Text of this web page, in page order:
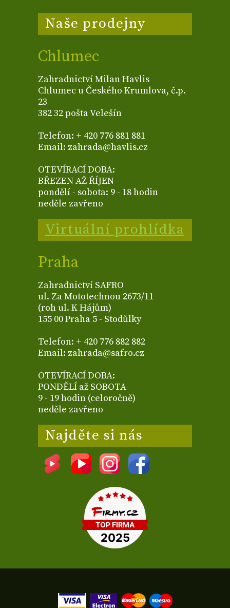
Naše prodejny
Chlumec
Zahradnictví Milan Havlis
Chlumec u Českého Krumlova, č.p.
23
382 32 pošta Velešín
Telefon: + 420 776 881 881
Email: zahrada@havlis.cz
OTEVÍRACÍ DOBA:
BŘEZEN AŽ ŘÍJEN
pondělí - sobota: 9 - 18 hodin
neděle zavřeno
Virtuální prohlídka
Praha
Zahradnictví SAFRO
ul. Za Mototechnou 2673/11
(roh ul. K Hájům)
155 00 Praha 5 - Stodůlky
Telefon: + 420 776 882 882
Email: zahrada@safro.cz
OTEVÍRACÍ DOBA:
PONDĚLÍ až SOBOTA
9 - 19 hodin (celoročně)
neděle zavřeno
Najděte si nás